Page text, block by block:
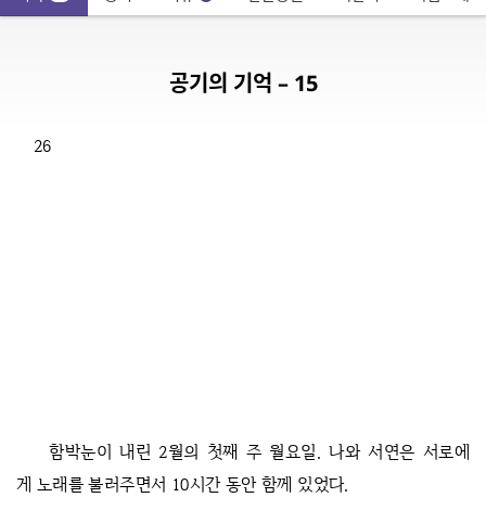
공기의 기억 – 15
26
함박눈이 내린 2월의 첫째 주 월요일. 나와 서연은 서로에
게 노래를 불러주면서 10시간 동안 함께 있었다.